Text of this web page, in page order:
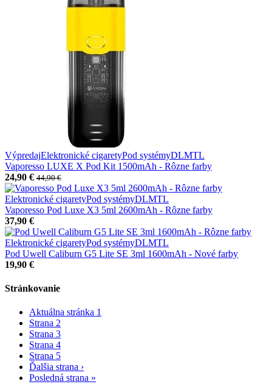
VýpredajElektronické cigaretyPod systémyDLMTL
Vaporesso LUXE X Pod Kit 1500mAh - Rôzne farby
24,90 € 44,90 €
Elektronické cigaretyPod systémyDLMTL
Vaporesso Pod Luxe X3 5ml 2600mAh - Rôzne farby
37,90 €
Elektronické cigaretyPod systémyDLMTL
Pod Uwell Caliburn G5 Lite SE 3ml 1600mAh - Nové farby
19,90 €
Stránkovanie
Aktuálna stránka 1
Strana 2
Strana 3
Strana 4
Strana 5
Ďalšia strana ›
Posledná strana »